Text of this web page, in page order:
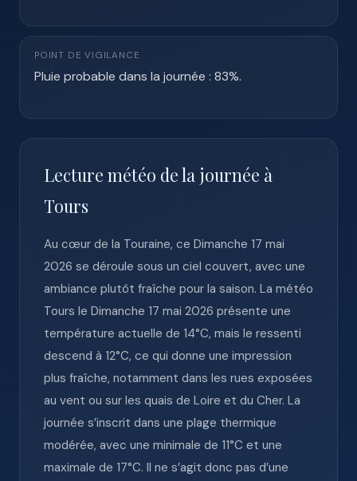
POINT DE VIGILANCE
Pluie probable dans la journée : 83%.
Lecture météo de la journée à
Tours
Au cœur de la Touraine, ce Dimanche 17 mai
2026 se déroule sous un ciel couvert, avec une
ambiance plutôt fraîche pour la saison. La météo
Tours le Dimanche 17 mai 2026 présente une
température actuelle de 14°C, mais le ressenti
descend à 12°C, ce qui donne une impression
plus fraîche, notamment dans les rues exposées
au vent ou sur les quais de Loire et du Cher. La
journée s’inscrit dans une plage thermique
modérée, avec une minimale de 11°C et une
maximale de 17°C. Il ne s’agit donc pas d’une